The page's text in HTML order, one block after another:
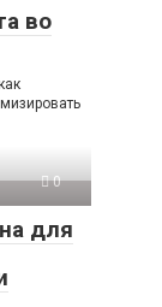
во
0
для